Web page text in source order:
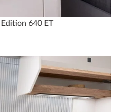
Edition 640 ET